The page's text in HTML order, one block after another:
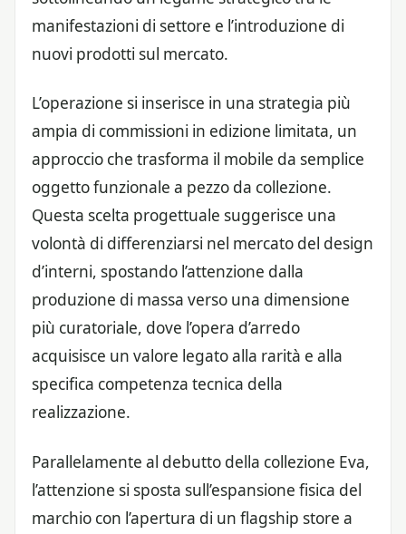
manifestazioni di settore e l’introduzione di
nuovi prodotti sul mercato.
L’operazione si inserisce in una strategia più
ampia di commissioni in edizione limitata, un
approccio che trasforma il mobile da semplice
oggetto funzionale a pezzo da collezione.
Questa scelta progettuale suggerisce una
volontà di differenziarsi nel mercato del design
d’interni, spostando l’attenzione dalla
produzione di massa verso una dimensione
più curatoriale, dove l’opera d’arredo
acquisisce un valore legato alla rarità e alla
specifica competenza tecnica della
realizzazione.
Parallelamente al debutto della collezione Eva,
l’attenzione si sposta sull’espansione fisica del
marchio con l’apertura di un flagship store a